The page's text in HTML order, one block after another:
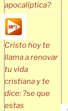
apocalíptica?
Cristo hoy te
llama a renovar
tu vida
cristiana y te
dice: ?se que
estas